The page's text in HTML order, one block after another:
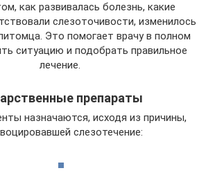
как развивалась болезнь, какие
слезоточивости, изменилось
Это помогает врачу в полном
ситуацию и подобрать правильное
лечение.
препараты
назначаются, исходя из причины,
слезотечение: